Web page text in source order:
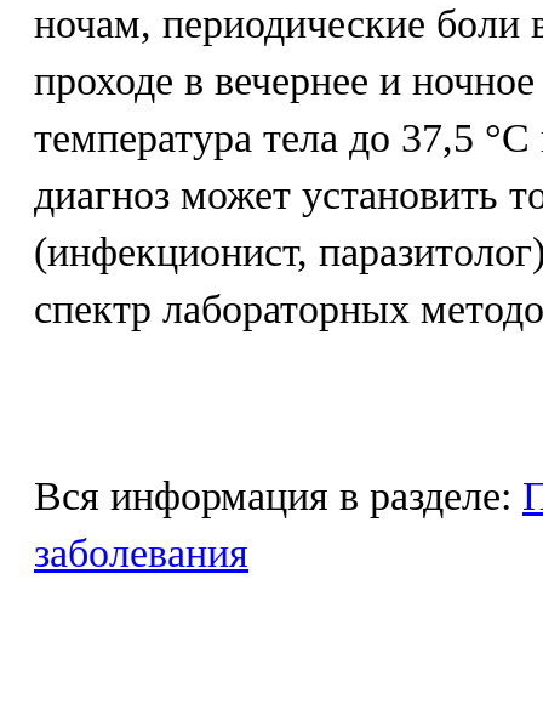
ночам, периодические боли
проходе в вечернее и
температура тела до 37,5
диагноз может установить
(инфекционист,
спектр лабораторных
Вся информация в разделе:
заболевания